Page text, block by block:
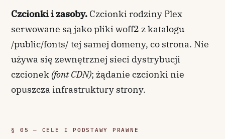
Czcionki i zasoby. Czcionki rodziny Plex
serwowane są jako pliki woff2 z katalogu
/public/fonts/ tej samej domeny, co strona. Nie
używa się zewnętrznej sieci dystrybucji
czcionek (font CDN); żądanie czcionki nie
opuszcza infrastruktury strony.
§ 05 — CELE I PODSTAWY PRAWNE